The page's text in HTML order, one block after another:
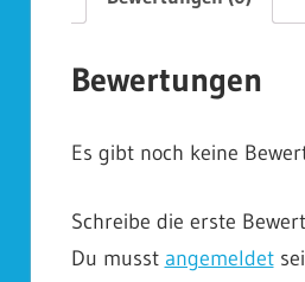
Bewertungen
Es gibt noch keine
Schreibe die erste
Du musst angemeldet